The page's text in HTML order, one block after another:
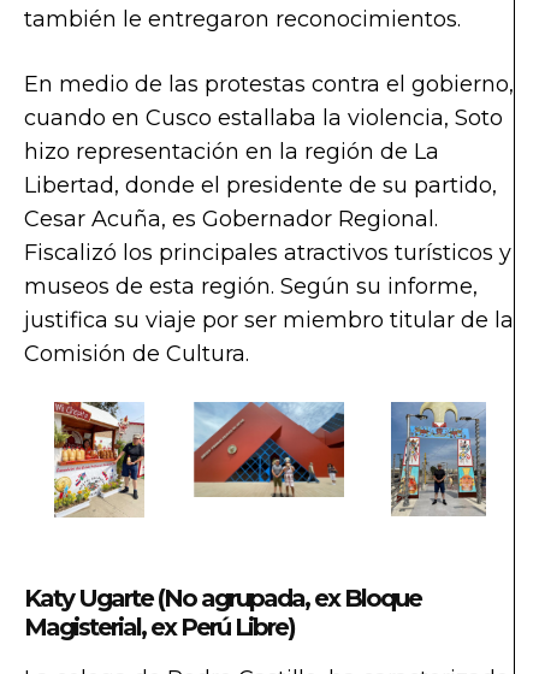
también le entregaron reconocimientos.
En medio de las protestas contra el gobierno,
cuando en Cusco estallaba la violencia, Soto
hizo representación en la región de La
Libertad, donde el presidente de su partido,
Cesar Acuña, es Gobernador Regional.
Fiscalizó los principales atractivos turísticos y
museos de esta región. Según su informe,
justifica su viaje por ser miembro titular de la
Comisión de Cultura.
Katy Ugarte (No agrupada, ex Bloque
Magisterial, ex Perú Libre)